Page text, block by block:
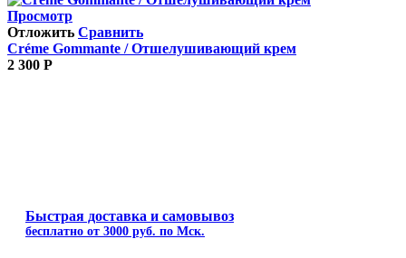
Просмотр
Отложить Сравнить
Créme Gommante / Отшелушивающий крем
2 300 Р
Быстрая доставка и самовывоз
бесплатно от 3000 руб. по Мск.